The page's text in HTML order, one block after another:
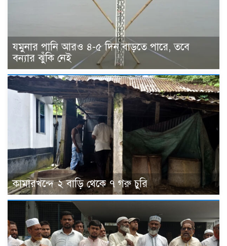
যমুনার পানি আরও ৪-৫ দিন বাড়তে পারে, তবে
বন্যার ঝুঁকি নেই
কামারখন্দে ২ বাড়ি থেকে ৭ গরু চুরি